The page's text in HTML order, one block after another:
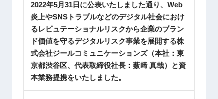
2022年5月31日に公表いたしました通り、Web
炎上やSNSトラブルなどのデジタル社会におけ
るレピュテーショナルリスクから企業のブラン
ド価値を守るデジタルリスク事業を展開する株
式会社ジールコミュニケーションズ（本社：東
京都渋谷区、代表取締役社長：薮﨑 真哉）と資
本業務提携をいたしました。